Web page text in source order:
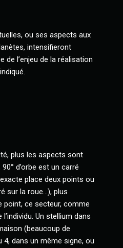
ou ses aspects aux
intensifieront
de l’enjeu de la réalisation
plus les aspects sont
d’orbe est un carré
place deux points ou
sur la roue…), plus
point, ce secteur, comme
Un stellium dans
(beaucoup de
dans un même signe, ou